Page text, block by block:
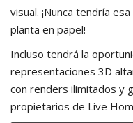
visual. ¡Nunca tendría
planta en papel!
Incluso tendrá la
representaciones 3D
con renders ilimitados y
propietarios de Live